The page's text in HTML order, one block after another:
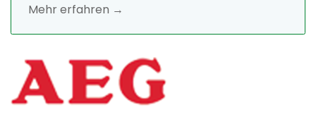
Mehr erfahren →